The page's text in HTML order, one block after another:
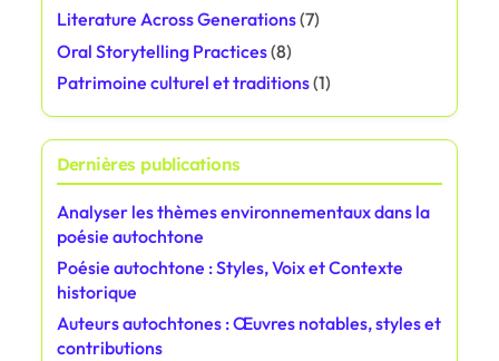
Literature Across Generations(7)
Oral Storytelling Practices(8)
Patrimoine culturel et traditions(1)
Dernières publications
Analyser les thèmes environnementaux dans la
poésie autochtone
Poésie autochtone : Styles, Voix et Contexte
historique
Auteurs autochtones : Œuvres notables, styles et
contributions